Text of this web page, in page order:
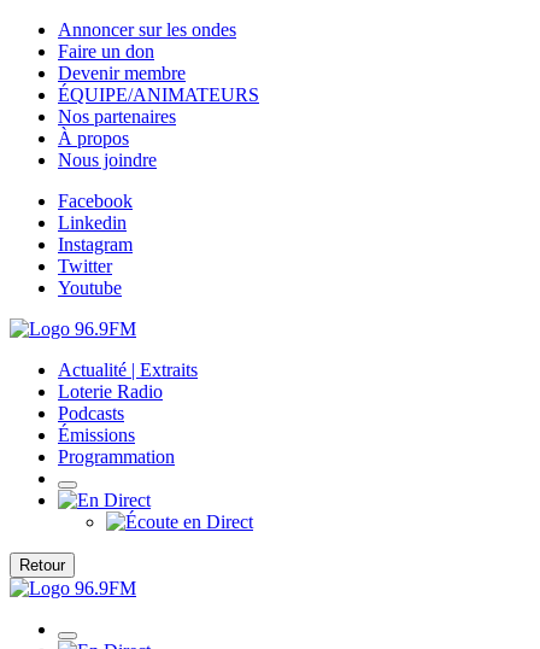
Annoncer sur les ondes
Faire un don
Devenir membre
ÉQUIPE/ANIMATEURS
Nos partenaires
À propos
Nous joindre
Facebook
Linkedin
Instagram
Twitter
Youtube
Actualité | Extraits
Loterie Radio
Podcasts
Émissions
Programmation
Retour